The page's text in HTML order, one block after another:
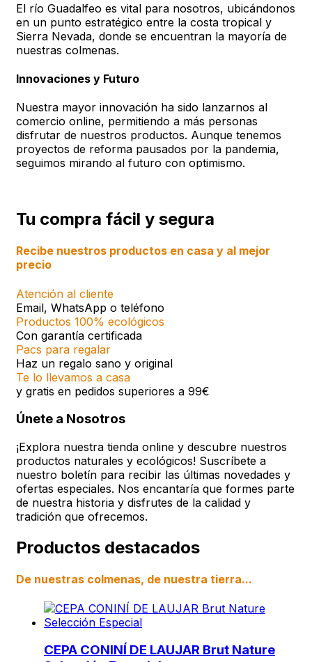
El río Guadalfeo es vital para nosotros, ubicándonos
en un punto estratégico entre la costa tropical y
Sierra Nevada, donde se encuentran la mayoría de
nuestras colmenas.
Innovaciones y Futuro
Nuestra mayor innovación ha sido lanzarnos al
comercio online, permitiendo a más personas
disfrutar de nuestros productos. Aunque tenemos
proyectos de reforma pausados por la pandemia,
seguimos mirando al futuro con optimismo.
Tu compra fácil y segura
Recibe nuestros productos en casa y al mejor
precio
Atención al cliente
Email, WhatsApp o teléfono
Productos 100% ecológicos
Con garantía certificada
Pacs para regalar
Haz un regalo sano y original
Te lo llevamos a casa
y gratis en pedidos superiores a 99€
Únete a Nosotros
¡Explora nuestra tienda online y descubre nuestros
productos naturales y ecológicos! Suscríbete a
nuestro boletín para recibir las últimas novedades y
ofertas especiales. Nos encantaría que formes parte
de nuestra historia y disfrutes de la calidad y
tradición que ofrecemos.
Productos destacados
De nuestras colmenas, de nuestra tierra...
CEPA CONINÍ DE LAUJAR Brut Nature